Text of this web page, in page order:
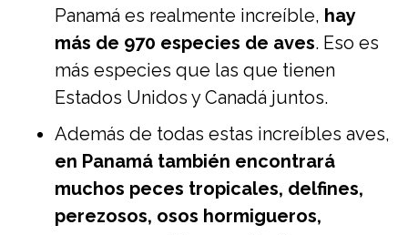
Panamá es realmente increíble, hay
más de 970 especies de aves. Eso es
más especies que las que tienen
Estados Unidos y Canadá juntos.
Además de todas estas increíbles aves,
en Panamá también encontrará
muchos peces tropicales, delfines,
perezosos, osos hormigueros,